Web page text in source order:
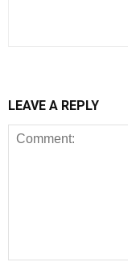
LEAVE A REPLY